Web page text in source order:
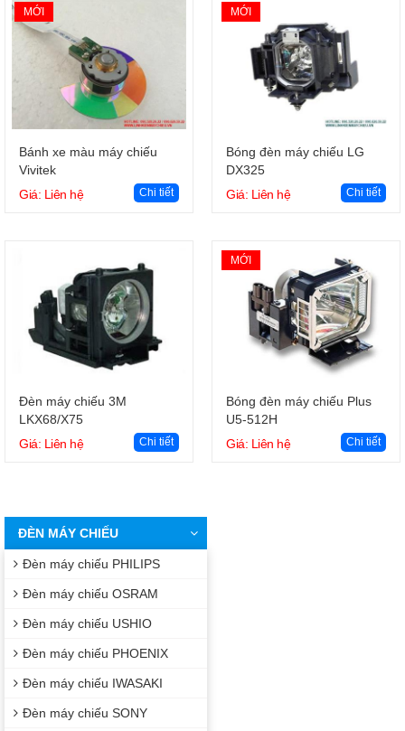
MỚI
Giỏ hàng
Bánh xe màu máy chiếu
Vivitek
Giá: Liên hệ
Chi tiết
MỚI
Giỏ hàng
Bóng đèn máy chiếu LG
DX325
Giá: Liên hệ
Chi tiết
Giỏ hàng
Đèn máy chiếu 3M
LKX68/X75
Giá: Liên hệ
Chi tiết
MỚI
Giỏ hàng
Bóng đèn máy chiếu Plus
U5-512H
Giá: Liên hệ
Chi tiết
ĐÈN MÁY CHIẾU
Đèn máy chiếu PHILIPS
Đèn máy chiếu OSRAM
Đèn máy chiếu USHIO
Đèn máy chiếu PHOENIX
Đèn máy chiếu IWASAKI
Đèn máy chiếu SONY